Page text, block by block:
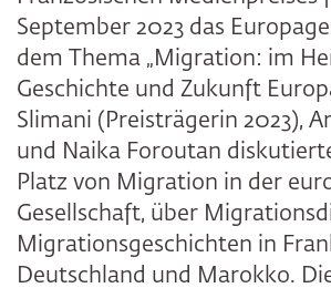
September 2023 das
dem Thema „Migration: im
Geschichte und Zukunft
Slimani (Preisträgerin 2023),
und Naika Foroutan
Platz von Migration in der
Gesellschaft, über
Migrationsgeschichten in
Deutschland und Marokko.